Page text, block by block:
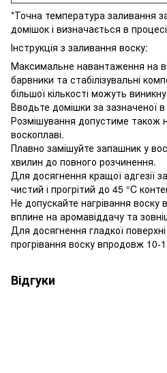
*Точна температура заливання
домішок і визначається в
Інструкція з заливання воску:
Максимальне навантаження на
барвники та стабілізувальні
більшої кількості можуть
Вводьте домішки за зазначеної
Розмішування допустиме також
воскоплаві.
Плавно замішуйте запашник у
хвилин до повного розчинення.
Для досягнення кращої адгезії
чистий і прогрітий до 45 °C
Не допускайте нагрівання
вплине на аромавіддачу та
Для досягнення гладкої
прогрівання воску впродовж 10-
Відгуки